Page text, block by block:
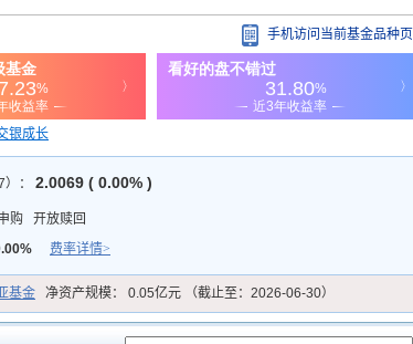
手机访问当前基金品种页
银成长
： 2.0069 ( 0.00% )
购
开放赎回
费率详情>
基金 净资产规模： 0.05亿元 （截止至：2026-06-30）